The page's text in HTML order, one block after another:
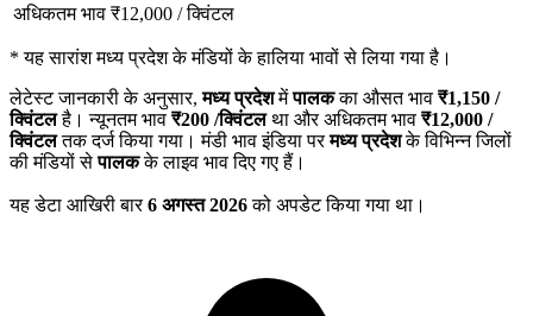
अधिकतम भाव ₹12,000 /क्विंटल
*यह सारांश मध्य प्रदेश के मंडियों के हालिया भावों से लिया गया है।
लेटेस्ट जानकारी के अनुसार,मध्य प्रदेशमेंपालकका औसत भाव ₹1,150 /
क्विंटलहै। न्यूनतम भाव ₹200 /क्विंटलथा और अधिकतम भाव ₹12,000 /
क्विंटलतक दर्ज किया गया। मंडी भाव इंडिया परमध्य प्रदेशके विभिन्न जिलों
की मंडियों सेपालकके लाइव भाव दिए गए हैं।
यह डेटा आखिरी बार6 अगस्त 2026को अपडेट किया गया था।